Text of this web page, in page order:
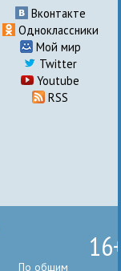
Вконтакте
Одноклассники
Мой мир
Twitter
Youtube
RSS
По общим